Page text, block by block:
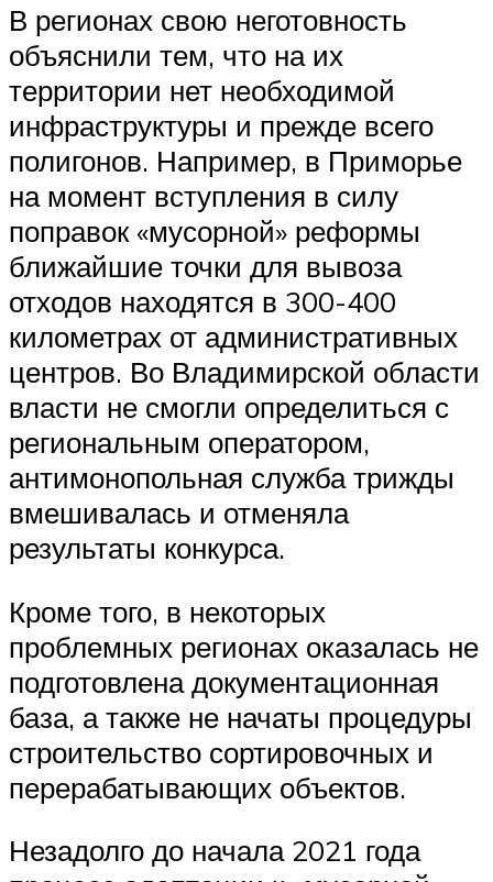
В регионах свою неготовность
объяснили тем, что на их
территории нет необходимой
инфраструктуры и прежде всего
полигонов. Например, в Приморье
на момент вступления в силу
поправок «мусорной» реформы
ближайшие точки для вывоза
отходов находятся в 300-400
километрах от административных
центров. Во Владимирской области
власти не смогли определиться с
региональным оператором,
антимонопольная служба трижды
вмешивалась и отменяла
результаты конкурса.
Кроме того, в некоторых
проблемных регионах оказалась не
подготовлена документационная
база, а также не начаты процедуры
строительство сортировочных и
перерабатывающих объектов.
Незадолго до начала 2021 года